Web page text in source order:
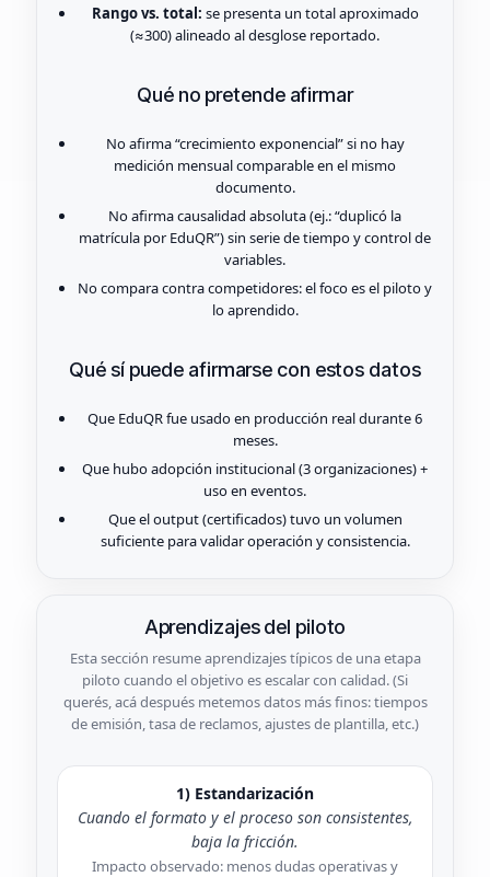
Rango vs. total: se presenta un total aproximado
(≈300) alineado al desglose reportado.
Qué no pretende afirmar
No afirma “crecimiento exponencial” si no hay
medición mensual comparable en el mismo
documento.
No afirma causalidad absoluta (ej.: “duplicó la
matrícula por EduQR”) sin serie de tiempo y control de
variables.
No compara contra competidores: el foco es el piloto y
lo aprendido.
Qué sí puede afirmarse con estos datos
Que EduQR fue usado en producción real durante 6
meses.
Que hubo adopción institucional (3 organizaciones) +
uso en eventos.
Que el output (certificados) tuvo un volumen
suficiente para validar operación y consistencia.
Aprendizajes del piloto
Esta sección resume aprendizajes típicos de una etapa
piloto cuando el objetivo es escalar con calidad. (Si
querés, acá después metemos datos más finos: tiempos
de emisión, tasa de reclamos, ajustes de plantilla, etc.)
1) Estandarización
Cuando el formato y el proceso son consistentes,
baja la fricción.
Impacto observado: menos dudas operativas y